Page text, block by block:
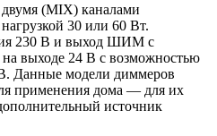
(MIX) каналами
30 или 60 Вт.
230 В и выход ШИМ с
выходе 24 В с возможностью
Данные модели диммеров
применения дома — для их
источник